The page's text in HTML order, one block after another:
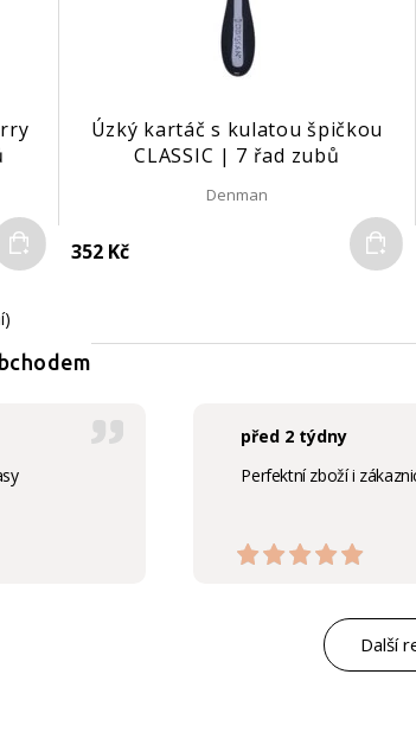
Do košíku
Úzký kartáč s kulatou špičkou
CLASSIC | 7 řad zubů
Denman
352 Kč
před 2 týdny
Perfektní zboží i
Další